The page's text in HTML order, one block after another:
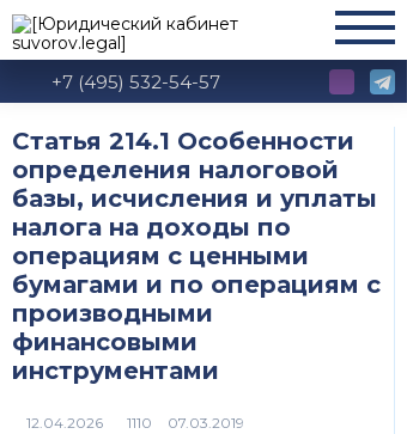
+7 (495) 532-54-57
Статья 214.1 Особенности
определения налоговой
базы, исчисления и уплаты
налога на доходы по
операциям с ценными
бумагами и по операциям с
производными
финансовыми
инструментами
1110